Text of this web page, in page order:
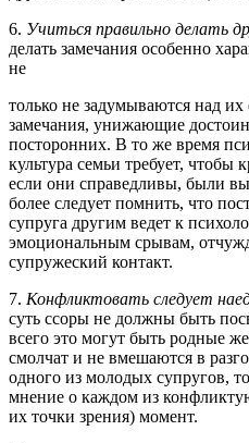
6. Учиться правильно делать
делать замечания особенно
не
только не задумываются над
замечания, унижающие
посторонних. В то же время
культура семьи требует, чтобы
если они справедливы, были
более следует помнить, что
супруга другим ведет к
эмоциональным сры­вам,
супружеский контакт.
7. Конфликтовать следует
суть ссоры не должны быть
всего это могут быть родные
смолчат и не вмешаются в
одного из молодых супругов,
мнение о каждом из
их точки зрения) момент.